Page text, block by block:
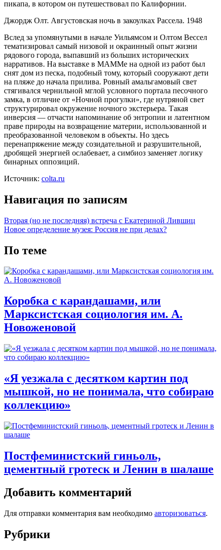
пикапа, в котором он путешествовал по Калифорнии.
Джордж Олт. Августовская ночь в закоулках Рассела. 1948
Вслед за упомянутыми в начале Уильямсом и Олтом Вессел
тематизировал самый низовой и окраинный опыт жизни
рядового города, выпавший из больших исторических
нарративов. На выставке в МАММе на одной из работ был
снят дом из песка, подобный тому, который сооружают дети
на пляже до начала прилива. Ровный амальгамовый свет
стягивался чернильной мглой условного портала песочного
замка, в отличие от «Ночной прогулки», где нутряной свет
структурировал окружение ночного экстерьера. Такая
инверсия — отчасти напоминание об энтропии и латентном
праве природы на возвращение материи, использованной и
преобразованной человеком в объекты. Но здесь
перенапряжение между созидательной и разрушительной,
дробящей энергией ослабевает, а симбиоз заменяет логику
бинарных оппозиций.
Источник: colta.ru
Навигация по записям
Вторая (но не последняя) встреча с Екатериной Лившиц
Новое определение музея: Россия не при делах?
По теме
Коробка с карандашами, или
Марксистская социология им. А.
Новоженовой
«Я уезжала с десятком картин под
мышкой, но не понимала, что собираю
коллекцию»
Постфеминистский гиньоль,
цементный гротеск и Ленин в шалаше
Добавить комментарий
Для отправки комментария вам необходимо авторизоваться.
Рубрики